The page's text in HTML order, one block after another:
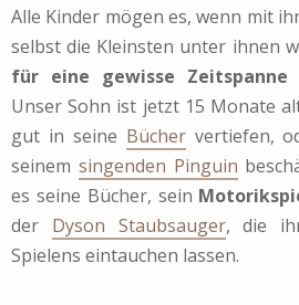
Alle Kinder mögen es, wenn mit
selbst die Kleinsten unter ihnen
für eine gewisse Zeitspanne
Unser Sohn ist jetzt 15 Monate
gut in seine Büchervertiefen,
seinem singenden Pinguin
es seine Bücher, sein
der Dyson Staubsauger, die
Spielens eintauchen lassen.